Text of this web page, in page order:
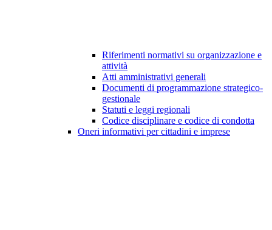
Riferimenti normativi su organizzazione e
attività
Atti amministrativi generali
Documenti di programmazione strategico-
gestionale
Statuti e leggi regionali
Codice disciplinare e codice di condotta
Oneri informativi per cittadini e imprese